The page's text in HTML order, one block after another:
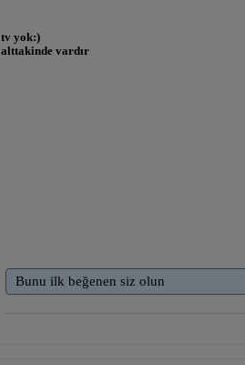
tv yok:)
alttakinde vardır
Bunu ilk beğenen siz olun